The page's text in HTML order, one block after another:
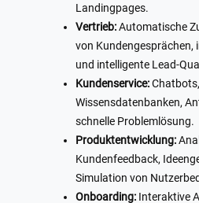
Landingpages.
Vertrieb:Automatische
von Kundengesprächen,
und intelligente Lead-
Kundenservice:Chatbots,
Wissensdatenbanken,
schnelle Problemlösung.
Produktentwicklung:
Kundenfeedback,
Simulation von
Onboarding: Interaktive